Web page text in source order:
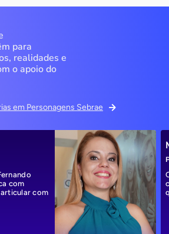
para
realidades e
o apoio do
em Personagens Sebrae
com
com